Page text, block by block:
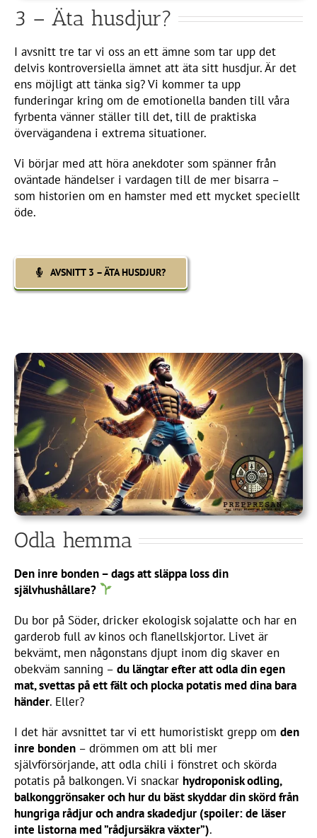
3 – Äta husdjur?
I avsnitt tre tar vi oss an ett ämne som tar upp det
delvis kontroversiella ämnet att äta sitt husdjur. Är det
ens möjligt att tänka sig? Vi kommer ta upp
funderingar kring om de emotionella banden till våra
fyrbenta vänner ställer till det, till de praktiska
övervägandena i extrema situationer.
Vi börjar med att höra anekdoter som spänner från
oväntade händelser i vardagen till de mer bisarra –
som historien om en hamster med ett mycket speciellt
öde.
AVSNITT 3 – ÄTA HUSDJUR?
Odla hemma
Den inre bonden – dags att släppa loss din
självhushållare?
Du bor på Söder, dricker ekologisk sojalatte och har en
garderob full av kinos och flanellskjortor. Livet är
bekvämt, men någonstans djupt inom dig skaver en
obekväm sanning – du längtar efter att odla din egen
mat, svettas på ett fält och plocka potatis med dina bara
händer. Eller?
I det här avsnittet tar vi ett humoristiskt grepp om den
inre bonden– drömmen om att bli mer
självförsörjande, att odla chili i fönstret och skörda
potatis på balkongen. Vi snackar hydroponisk odling,
balkonggrönsaker och hur du bäst skyddar din skörd från
hungriga rådjur och andra skadedjur (spoiler: de läser
inte listorna med ”rådjursäkra växter”).